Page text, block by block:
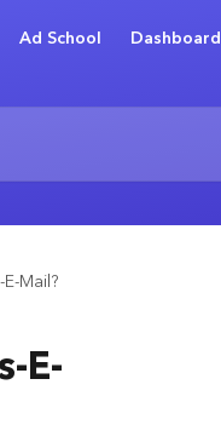
Ad School Dashboard
Mail?
E-